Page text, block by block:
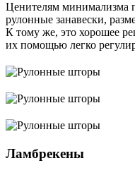
Ценителям минимализма
рулонные занавески,
К тому же, это хорошее
их помощью легко
Ламбрекены